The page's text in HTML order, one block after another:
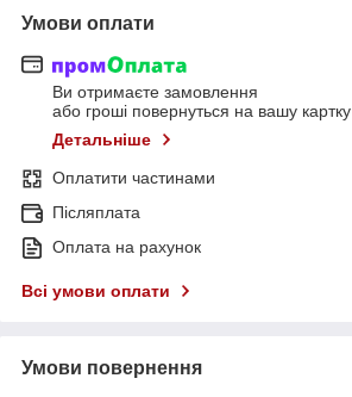
Умови оплати
Ви отримаєте замовлення
або гроші повернуться на вашу картку
Детальніше
Оплатити частинами
Післяплата
Оплата на рахунок
Всі умови оплати
Умови повернення